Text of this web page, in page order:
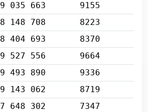
9 035 663
9155
8 148 708
8223
8 404 693
8370
9 527 556
9664
9 493 890
9336
9 143 062
8719
7 648 302
7347